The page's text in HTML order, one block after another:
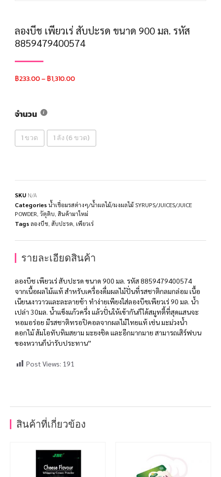
ลองบีช เพียวเร่ สับปะรด ขนาด 900 มล. รหัส
8859479400574
฿233.00–฿1,310.00
จำนวน
1 ขวด 1 ลัง (6 ขวด)
SKU N/A
Categoriesน้ำเชื่อมรสต่างๆ/น้ำผลไม้/ผงผลไม้ SYRUPS/JUICES/JUICE
POWDER วัตุดิบ สินค้ามาใหม่
Tagsลองบีช สับปะรด เพียวเร่
รายละเอียดสินค้า
ลองบีช เพียวเร่ สับปะรด ขนาด 900 มล. รหัส 8859479400574
จากเนื้อผลไม้เแท้ สำหรับเครื่องดื่มผลไม้ปั่นที่รสชาติกลมกล่อม เนื้อ
เนียนเงาวาวและละลายช้า ทำง่ายเพียงใส่ลองบีชเพียวเร่ 90 มล. น้ำ
เปล่า 30มล. น้ำแข็งแก้วครึ่ง แล้วปั่นให้เข้ากันก็ได้สมูทตี้ที่สุดแสนจะ
หอมอร่อย มีรสชาติทรอปิคอลจากผลไม้ไทยแท้ เช่น มะม่วงน้ำ
ดอกไม้ ส้มโอทับทิมสยาม มะยงชิด และอีกมากมาย สามารถเสิร์ฟบน
ของหวานก็น่ารับประทาน”
Post Views: 191
สินค้าที่เกี่ยวข้อง